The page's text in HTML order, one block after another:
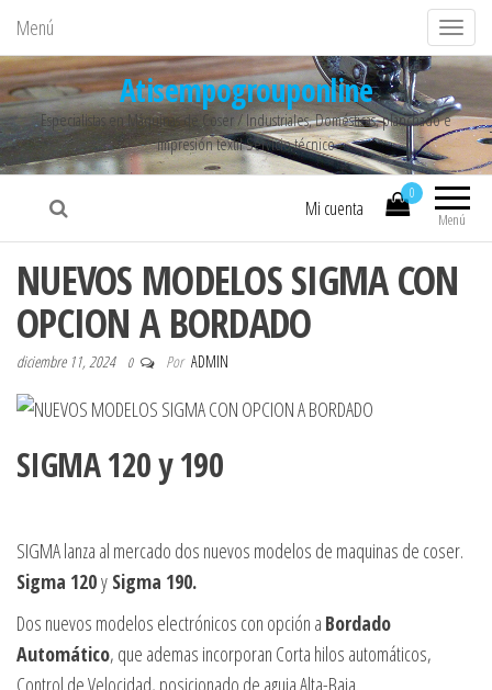
Menú
C
a
m
b
i
a
r
n
a
Atisempogrouponline
Especialistas en Máquinas de Coser / Industriales, Domésticas, planchado e
impresión textil Servicio técnico
Menú
0
Mi cuenta
NUEVOS MODELOS SIGMA CON
OPCION A BORDADO
diciembre 11, 2024 0 Por ADMIN
SIGMA 120 y 190
SIGMA lanza al mercado dos nuevos modelos de maquinas de coser.
Sigma 120y Sigma 190.
Dos nuevos modelos electrónicos con opción a Bordado
Automático, que ademas incorporan Corta hilos automáticos,